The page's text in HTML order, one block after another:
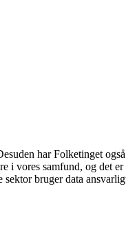
har Folketinget
i vores samfund, og det
bruger data